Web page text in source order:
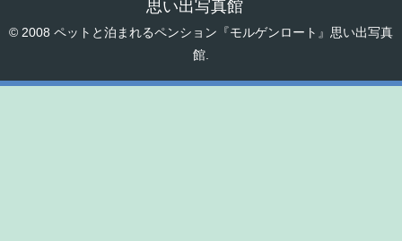
思い出写真館
© 2008 ペットと泊まれるペンション『モルゲンロート』思い出写真
館.